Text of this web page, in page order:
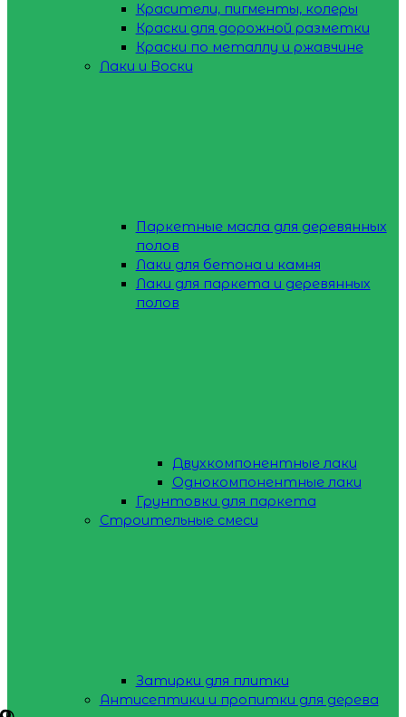
Красители, пигменты, колеры
Краски для дорожной разметки
Краски по металлу и ржавчине
Лаки и Воски
Паркетные масла для деревянных
полов
Лаки для бетона и камня
Лаки для паркета и деревянных
полов
Двухкомпонентные лаки
Однокомпонентные лаки
Грунтовки для паркета
Строительные смеси
Затирки для плитки
Антисептики и пропитки для дерева